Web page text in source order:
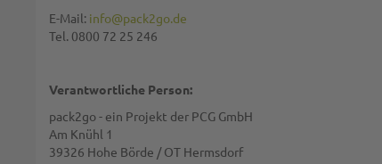
E-Mail: info@pack2go.de
Tel. 0800 72 25 246
Verantwortliche Person:
pack2go - ein Projekt der PCG GmbH
Am Knühl 1
39326 Hohe Börde / OT Hermsdorf